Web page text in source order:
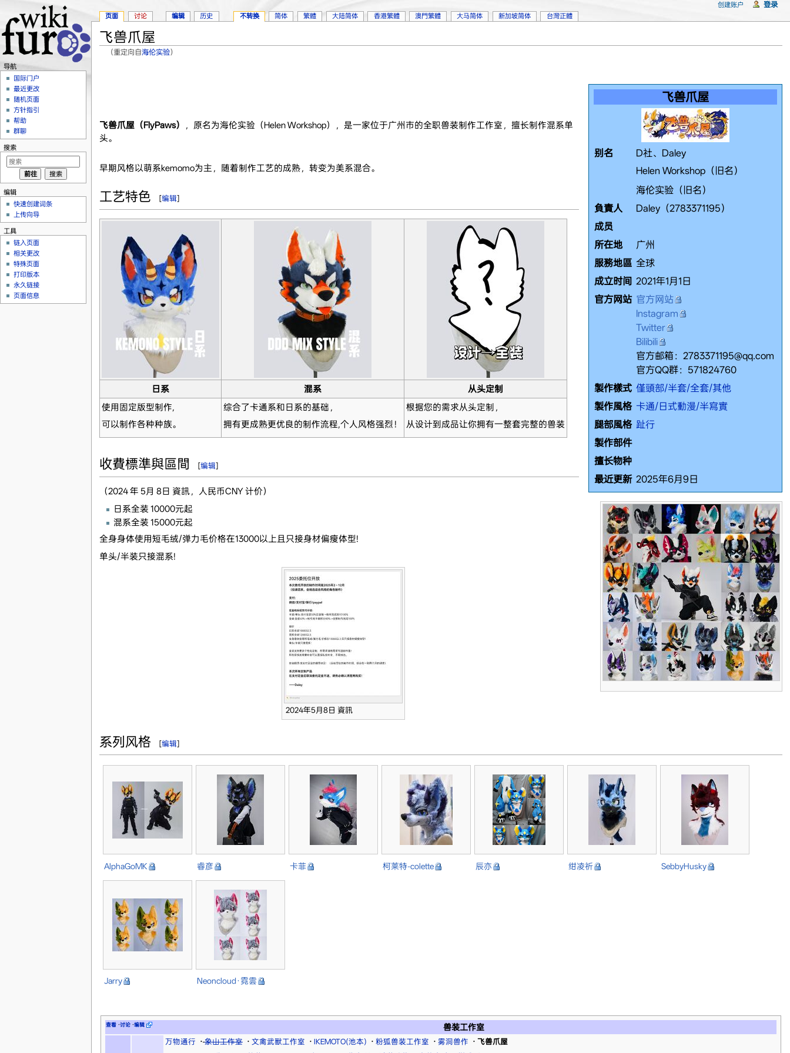
飞兽爪屋
（重定向自海伦实验）
飞兽爪屋
别名
D社、Daley
Helen Workshop（旧名）
海伦实验（旧名）
負責人
Daley（2783371195）
成员
所在地
广州
服務地區 全球
成立时间 2021年1月1日
官方网站 官方网站
Instagram
Twitter
Bilibili
官方邮箱：2783371195@qq.com
官方QQ群：571824760
製作樣式 僅頭部/半套/全套/其他
製作風格 卡通/日式動漫/半寫實
腿部風格 趾行
製作部件
擅长物种
最近更新 2025年6月9日
飞兽爪屋（FlyPaws）
，原名为海伦实验（Helen Workshop），是一家位于广州市的全职兽装制作工作室，擅长制作混系单
头。
早期风格以萌系kemomo为主，随着制作工艺的成熟，转变为美系混合。
工艺特色 [编辑]
日系 混系
从头定制
使用固定版型制作,
可以制作各种种族。
综合了卡通系和日系的基础，
拥有更成熟更优良的制作流程,个人风格强烈！
根据您的需求从头定制，
从设计到成品让你拥有一整套完整的兽装
收費標準與區間 [编辑]
（2024 年 5月 8日 資訊，人民币CNY 计价）
日系全装 10000元起
混系全装 15000元起
全身身体使用短毛绒/弹力毛价格在13000以上且只接身材偏瘦体型!
单头/半装只接混系!
2024年5月8日 資訊
系列风格 [编辑]
AlphaGoMK 睿彦 卡菲 柯莱特-colette 辰亦 绀凌祈 SebbyHusky
Jarry Neoncloud·霓雲
查看·讨论·编辑 兽装工作室
万物通行 · 象山工作室 · 文禽武獸工作室 · IKEMOTO(池本) · 粉狐兽装工作室 · 雾洞兽作 · 飞兽爪屋
页面 讨论 编辑 历史 不转换 简体 繁體 大陆简体 香港繁體 澳門繁體 大马简体 新加坡简体 台灣正體
创建账户 登录
导航
国际门户
最近更改
随机页面
方针指引
帮助
群聊
搜索
编辑
快速创建词条
上传向导
工具
链入页面
相关更改
特殊页面
打印版本
永久链接
页面信息